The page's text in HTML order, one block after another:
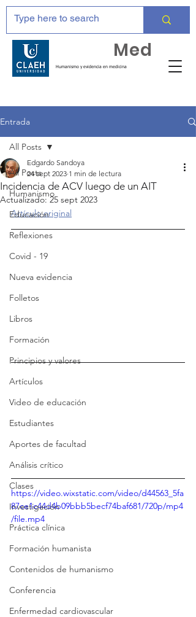
Humanismo y evidencia en medicina
Med
Entrada
All Posts
Humanismo
Educación
Reflexiones
Covid - 19
Nueva evidencia
Folletos
Libros
Formación
Principios y valores
Artículos
Video de educación
Estudiantes
Aportes de facultad
Análisis crítico
Clases
Investigación
Práctica clínica
Formación humanista
Contenidos de humanismo
Conferencia
Enfermedad cardiovascular
All Posts
Incidencia de ACV luego de un AIT
Edgardo Sandoya
24 sept 2023 1 min de lectura
Actualizado:25 sept 2023
Artículo original
https://video.wixstatic.com/video/d44563_5fa
87ce1c44d4b09bbb5becf74baf681/720p/mp4
/file.mp4